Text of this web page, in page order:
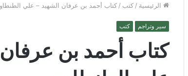
الرئيسية / كتب / كتاب أحمد بن عرفان الشهيد – علي
سير وتراجم كتب
كتاب أحمد بن